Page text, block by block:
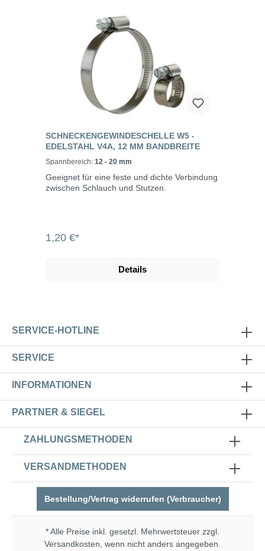
SCHNECKENGEWINDESCHELLE W5 -
EDELSTAHL V4A, 12 MM BANDBREITE
Spannbereich: 12 - 20 mm
Geeignet für eine feste und dichte Verbindung
zwischen Schlauch und Stutzen.
1,20 €*
Details
SERVICE-HOTLINE
SERVICE
INFORMATIONEN
PARTNER & SIEGEL
ZAHLUNGSMETHODEN
VERSANDMETHODEN
Bestellung/Vertrag widerrufen (Verbraucher)
* Alle Preise inkl. gesetzl. Mehrwertsteuer zzgl.
Versandkosten , wenn nicht anders angegeben.